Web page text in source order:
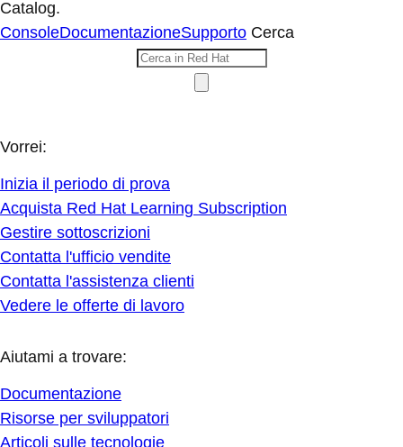
Catalog.
ConsoleDocumentazioneSupporto Cerca
Vorrei:
Inizia il periodo di prova
Acquista Red Hat Learning Subscription
Gestire sottoscrizioni
Contatta l'ufficio vendite
Contatta l'assistenza clienti
Vedere le offerte di lavoro
Aiutami a trovare:
Documentazione
Risorse per sviluppatori
Articoli sulle tecnologie